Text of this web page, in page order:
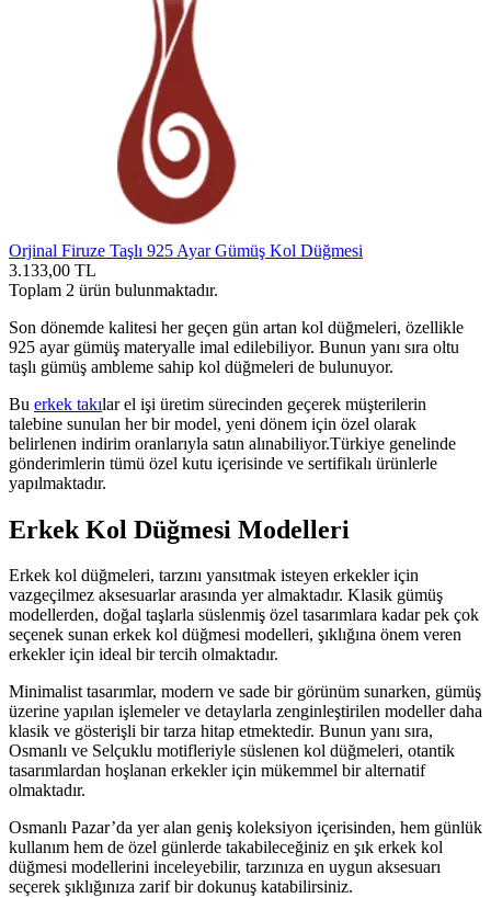
Orjinal Firuze Taşlı 925 Ayar Gümüş Kol Düğmesi
3.133,00 TL
Toplam 2 ürün bulunmaktadır.
Son dönemde kalitesi her geçen gün artan kol düğmeleri, özellikle
925 ayar gümüş materyalle imal edilebiliyor. Bunun yanı sıra oltu
taşlı gümüş ambleme sahip kol düğmeleri de bulunuyor.
Bu erkek takılar el işi üretim sürecinden geçerek müşterilerin
talebine sunulan her bir model, yeni dönem için özel olarak
belirlenen indirim oranlarıyla satın alınabiliyor.Türkiye genelinde
gönderimlerin tümü özel kutu içerisinde ve sertifikalı ürünlerle
yapılmaktadır.
Erkek Kol Düğmesi Modelleri
Erkek kol düğmeleri, tarzını yansıtmak isteyen erkekler için
vazgeçilmez aksesuarlar arasında yer almaktadır. Klasik gümüş
modellerden, doğal taşlarla süslenmiş özel tasarımlara kadar pek çok
seçenek sunan erkek kol düğmesi modelleri, şıklığına önem veren
erkekler için ideal bir tercih olmaktadır.
Minimalist tasarımlar, modern ve sade bir görünüm sunarken, gümüş
üzerine yapılan işlemeler ve detaylarla zenginleştirilen modeller daha
klasik ve gösterişli bir tarza hitap etmektedir. Bunun yanı sıra,
Osmanlı ve Selçuklu motifleriyle süslenen kol düğmeleri, otantik
tasarımlardan hoşlanan erkekler için mükemmel bir alternatif
olmaktadır.
Osmanlı Pazar’da yer alan geniş koleksiyon içerisinden, hem günlük
kullanım hem de özel günlerde takabileceğiniz en şık erkek kol
düğmesi modellerini inceleyebilir, tarzınıza en uygun aksesuarı
seçerek şıklığınıza zarif bir dokunuş katabilirsiniz.